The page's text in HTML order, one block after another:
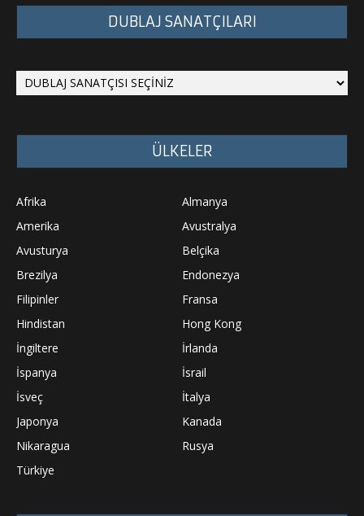
DUBLAJ SANATÇILARI
ÜLKELER
Afrika
Almanya
Amerika
Avustralya
Avusturya
Belçika
Brezilya
Endonezya
Filipinler
Fransa
Hindistan
Hong Kong
İngiltere
İrlanda
İspanya
İsrail
İsveç
İtalya
Japonya
Kanada
Nikaragua
Rusya
Türkiye